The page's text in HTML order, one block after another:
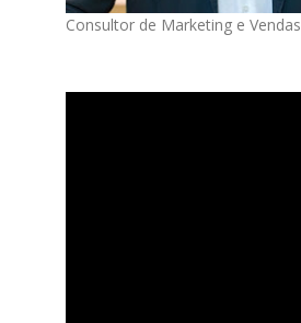
Consultor de Marketing e Vendas